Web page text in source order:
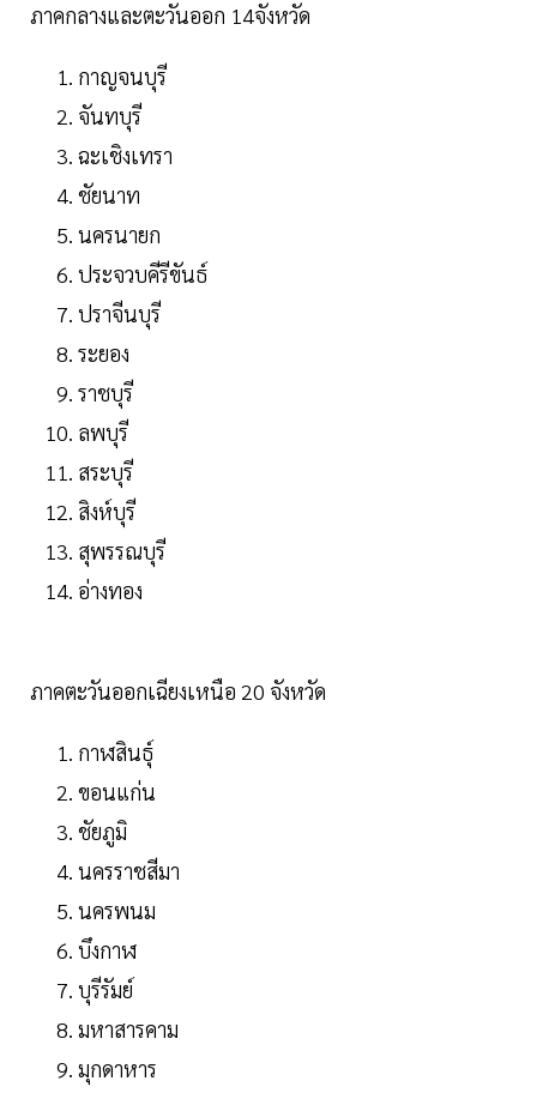
ภาคกลางและตะวันออก 14จังหวัด
กาญจนบุรี
จันทบุรี
ฉะเชิงเทรา
ชัยนาท
นครนายก
ประจวบคีรีขันธ์
ปราจีนบุรี
ระยอง
ราชบุรี
ลพบุรี
สระบุรี
สิงห์บุรี
สุพรรณบุรี
อ่างทอง
ภาคตะวันออกเฉียงเหนือ 20 จังหวัด
กาฬสินธุ์
ขอนแก่น
ชัยภูมิ
นครราชสีมา
นครพนม
บึงกาฬ
บุรีรัมย์
มหาสารคาม
มุกดาหาร